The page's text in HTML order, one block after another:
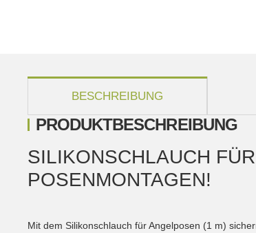
BESCHREIBUNG
PRODUKTBESCHREIBUNG
SILIKONSCHLAUCH
POSENMONTAGEN!
Mit dem Silikonschlauch für Angelposen (1 m)